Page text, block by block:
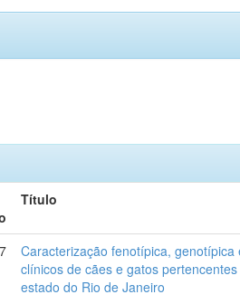
Título
Caracterização fenotípica,
clínicos de cães e gatos
estado do Rio de Janeiro